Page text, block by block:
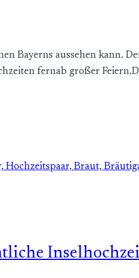
Bayerns aussehen kann.
fernab großer